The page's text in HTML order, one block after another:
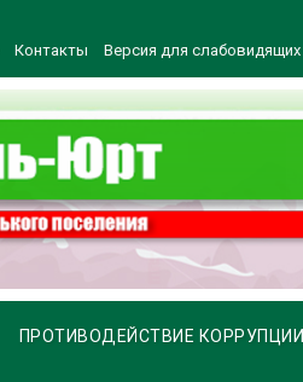
Контакты Версия для слабовидящих
ПРОТИВОДЕЙСТВИЕ КОРРУПЦИИ